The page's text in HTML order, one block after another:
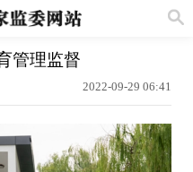
管理监督
2022-09-29 06:41